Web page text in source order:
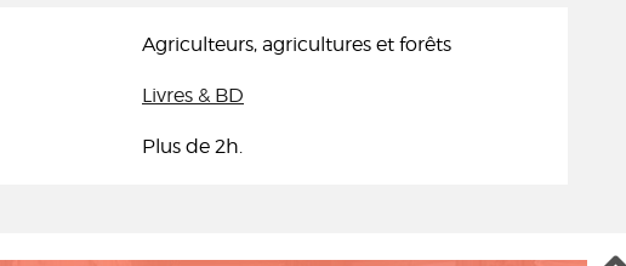
Agriculteurs, agricultures et forêts
Livres & BD
Plus de 2h.